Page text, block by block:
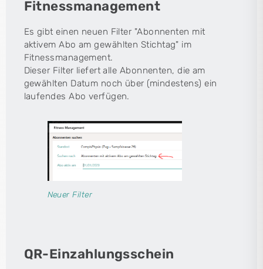
Fitnessmanagement
Es gibt einen neuen Filter "Abonnenten mit
aktivem Abo am gewählten Stichtag" im
Fitnessmanagement.
Dieser Filter liefert alle Abonnenten, die am
gewählten Datum noch über (mindestens) ein
laufendes Abo verfügen.
Neuer Filter
QR-Einzahlungsschein